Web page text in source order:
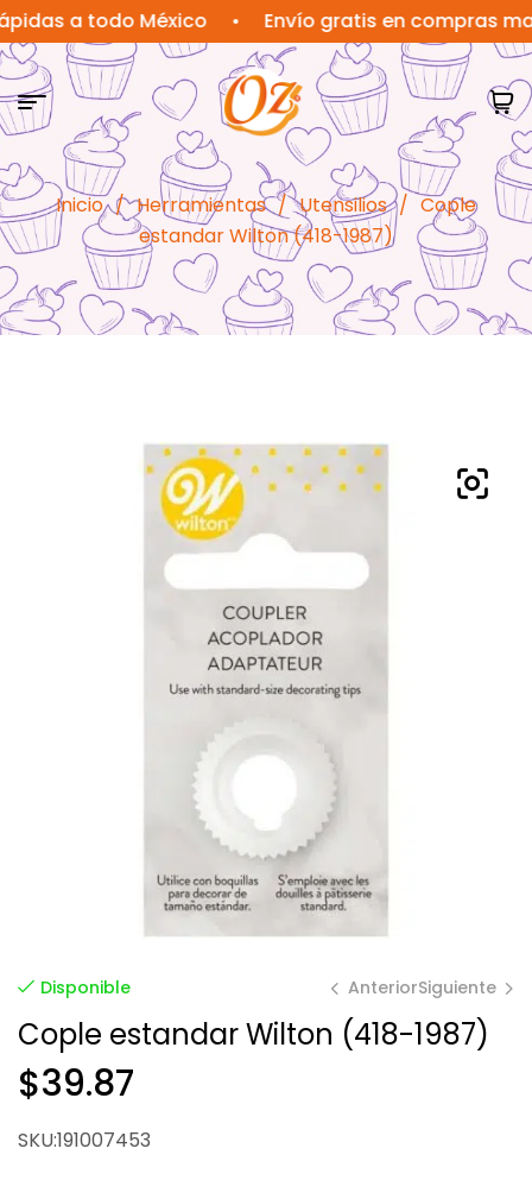
a todo México • Envío gratis en compras
Inicio / Herramientas / Utensilios / Cople
estandar Wilton (418-1987)
Disponible AnteriorSiguiente
Cople estandar Wilton (418-1987)
$39.87
SKU:191007453